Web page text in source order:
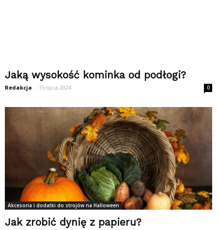
Jaką wysokość kominka od podłogi?
Redakcja - 15 lipca 2024 0
Akcesoria i dodatki do strojów na Halloween
Jak zrobić dynię z papieru?